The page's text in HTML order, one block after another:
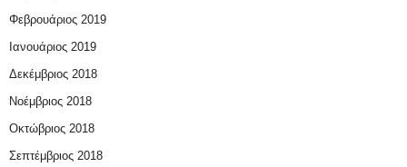
Φεβρουάριος 2019
Ιανουάριος 2019
Δεκέμβριος 2018
Νοέμβριος 2018
Οκτώβριος 2018
Σεπτέμβριος 2018